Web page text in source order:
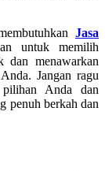
Jasa
untuk memilih
dan menawarkan
Jangan ragu
Anda dan
penuh berkah dan